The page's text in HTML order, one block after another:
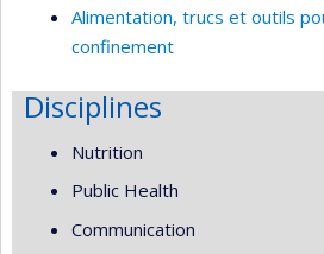
Alimentation, trucs et outils
confinement
Disciplines
Nutrition
Public Health
Communication